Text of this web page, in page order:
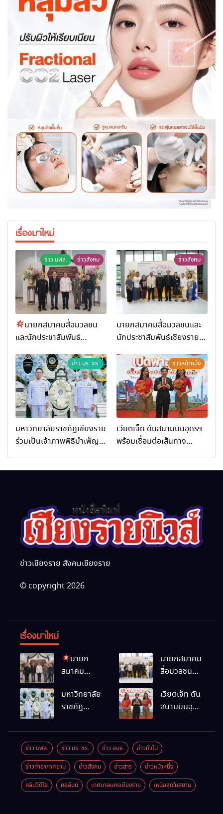
เรื่องมาใหม่
ข่าว มฟล. ข่าวสังคม
นายกสมาคมสื่อมวลชน
และนักประชาสัมพันธ์
เปิด “โครงการเสริมสร้างสุข
ภาวะพระสงฆ์” ถวายพระกุศล
99 พรรษา สมเด็จพระ
สังฆราช
ข่าวสังคม
นายกสมาคมสื่อมวลชนและ
นักประชาสัมพันธ์เชียงราย
การท่องเที่ยวและกีฬาจังหวัด
เชียงราย จัดกิจกรรมอบรม
“การพัฒนาศักยภาพผู้
ประกอบการและเครือข่าย
ธุรกิจ Wellness สู่การ
เติบโตอย่างยั่งยืน (Chiang
Rai Wellness Business
ข่าว มร. ชร.
มหาวิทยาลัยราชภัฏเชียงราย
ร่วมเป็นเจ้าภาพพิธีบำเพ็ญ
ข่าวหน้าหนึ่ง
เวียตเจ็ท ดันสนามบินอุดรฯ
พร้อมเชื่อมต่อเส้นทาง
ข่าวเชียงราย สังคมเชียงราย
© copyright 2026
เรื่องมาใหม่
นายก
สมาคม
และนัก
ประชาสัมพันธ์
ร่วมในงานที่
มฟล. เปิด
“โครงการ
เสริมสร้างสุข
ภาวะพระ
สงฆ์” ถวาย
นายกสมาคม
สื่อมวลชน
ประชาสัมพันธ์
เชียงราย
กิจกรรมที่
สำนักงาน
การท่องเที่ยว
และกีฬา
จังหวัด
เชียงราย จัด
มหาวิทยาลัย
ราชภัฏ
ร่วมเป็นเจ้า
ภาพพิธี
บำเพ็ญกุศล
พร้อมน้อม
สำนึกในพระ
มหากรุณาธิคุณ
เวียตเจ็ท ดัน
สนามบินอุ
เชื่อมต่อเส้น
ทางนานาชาติ
ข่าว มฟล. ข่าว มร. ชร. ข่าว อบจ. ข่าวทั่วไป
ข่าวท่าอากาศยาน ข่าวสังคม ข่าวสาร ข่าวหน้าหนึ่ง
คลิปวีดีโอ คอลัมน์ เทศบาลนครเชียงราย เหนือสุดในสยาม